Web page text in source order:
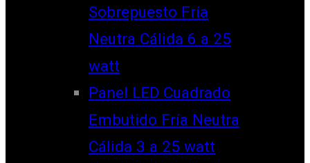
Sobrepuesto Fría
Neutra Cálida 6 a 25
watt
Panel LED Cuadrado
Embutido Fría Neutra
Cálida 3 a 25 watt